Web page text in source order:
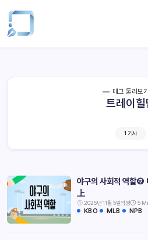
태그 둘러보기
트레이힐
1 기사
야구의 사회적 역할⑳
上
2025년 11월 5일익명 5
KBO MLB NPB